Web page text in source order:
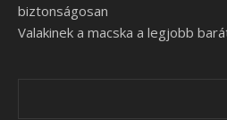
biztonságosan
Valakinek a macska a legjobb